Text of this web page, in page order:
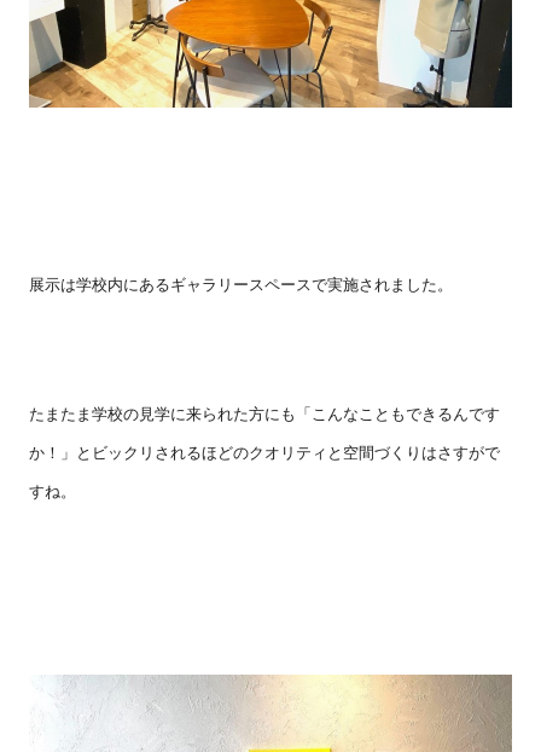
展示は学校内にあるギャラリースペースで実施されました。
たまたま学校の見学に来られた方にも「こんなこともできるんです
か！」とビックリされるほどのクオリティと空間づくりはさすがで
すね。